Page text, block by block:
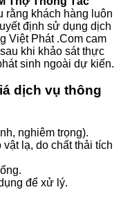
rằng khách hàng luôn
định sử dụng dịch
Việt Phát .Com cam
khi khảo sát thực
sinh ngoài dự kiến.
dịch vụ thông
nghiêm trọng).
lạ, do chất thải tích
để xử lý.